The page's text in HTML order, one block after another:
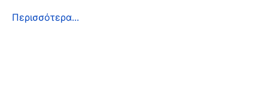
Περισσότερα...